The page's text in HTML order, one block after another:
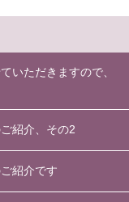
いただきますので、
紹介、その2
紹介です